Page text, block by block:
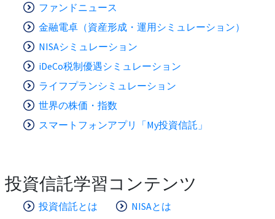
ファンドニュース
金融電卓（資産形成・運用シミュレーション）
NISAシミュレーション
iDeCo税制優遇シミュレーション
ライフプランシミュレーション
世界の株価・指数
スマートフォンアプリ「My投資信託」
投資信託学習コンテンツ
投資信託とは NISAとは